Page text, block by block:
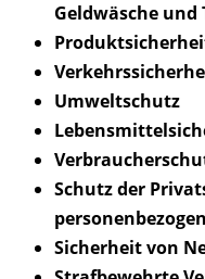
Geldwäsche
Umweltschutz
Schutz der
Sicherheit von